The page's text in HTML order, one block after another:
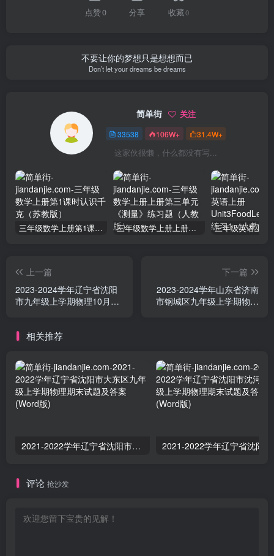
点赞0 分享 收藏0
不要让你的梦想只是想想而已
Don’t let your dreams be dreams
简单街 关注
33538 106W+ 31.4W+
这家伙很懒，什么都没有写...
三年级数学上册第1课时认识千克（苏教版） 三年级数学上册上册第三单元《测量》练习题（人教版）
上一篇
2023-2024学年辽宁省沈阳
市九年级上学期物理10月月
下一篇
2023-2024学年山东省济南
市钢城区九年级上学期物理
相关推荐
2021-2022学年辽宁省沈阳市大东区九年级上学期物理期末试题及答案(Word版)
评论 抢沙发